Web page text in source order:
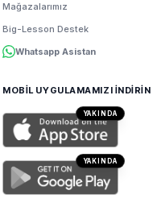
Mağazalarımız
Big-Lesson Destek
Whatsapp Asistan
MOBİL UYGULAMAMIZI İNDİRİN
YAKINDA
YAKINDA